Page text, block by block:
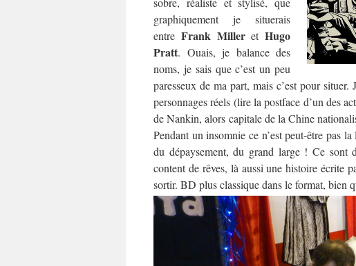
graphiquement je situerais
entre Frank Milleret Hugo
Pratt. Ouais, je balance des
noms, je sais que c’est un peu
paresseux de ma part, mais c’est pour
personnages réels (lire la postface d’un des
de Nankin, alors capitale de la Chine
Pendant un insomnie ce n’est peut-être pas
du dépaysement, du grand large ! Ce
content de rêves, là aussi une histoire écrite
sortir. BD plus classique dans le format, bien